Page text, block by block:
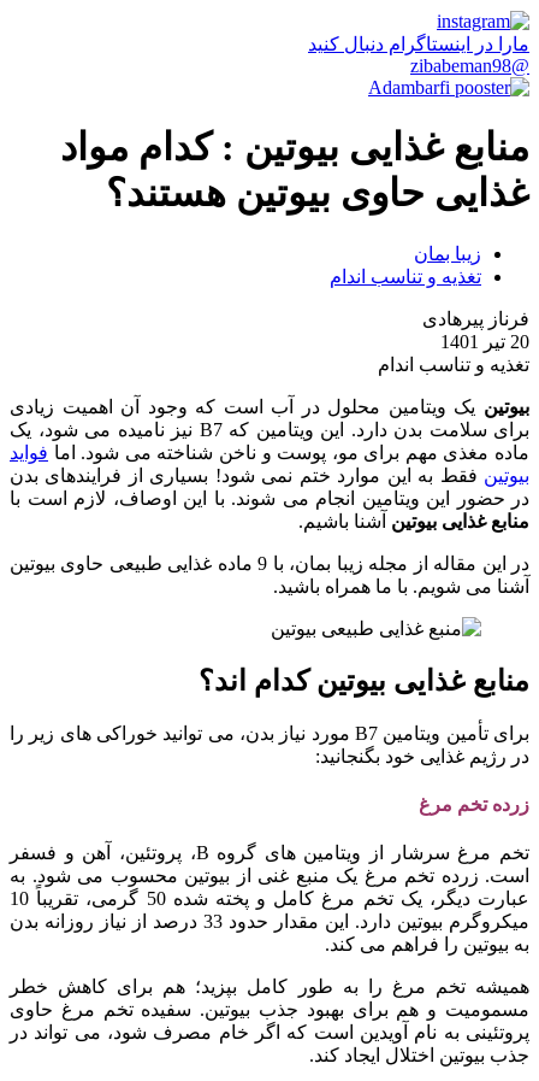
مارا در اینستاگرام دنبال کنید
@zibabeman98
منابع غذایی بیوتین : کدام مواد
غذایی حاوی بیوتین هستند؟
زیبا بمان
تغذیه و تناسب اندام
فرناز پیرهادی
20 تیر 1401
تغذیه و تناسب اندام
بیوتین یک ویتامین محلول در آب است که وجود آن اهمیت زیادی
برای سلامت بدن دارد. این ویتامین که B7 نیز نامیده می شود، یک
ماده مغذی مهم برای مو، پوست و ناخن شناخته می شود. اما فواید
بیوتین فقط به این موارد ختم نمی شود! بسیاری از فرایندهای بدن
در حضور این ویتامین انجام می شوند. با این اوصاف، لازم است با
منابع غذایی بیوتین آشنا باشیم.
در این مقاله از مجله زیبا بمان، با 9 ماده غذایی طبیعی حاوی بیوتین
آشنا می شویم. با ما همراه باشید.
منابع غذایی بیوتین کدام اند؟
برای تأمین ویتامین B7 مورد نیاز بدن، می توانید خوراکی های زیر را
در رژیم غذایی‌ خود بگنجانید:
زرده تخم مرغ
تخم مرغ سرشار از ویتامین های گروه B، پروتئین، آهن و فسفر
است. زرده تخم مرغ یک منبع غنی از بیوتین محسوب می شود. به
عبارت دیگر، یک تخم مرغ کامل و پخته شده 50 گرمی، تقریباً 10
میکروگرم بیوتین دارد. این مقدار حدود 33 درصد از نیاز روزانه بدن
به بیوتین را فراهم می کند.
همیشه تخم مرغ را به طور کامل بپزید؛ هم برای کاهش خطر
مسمومیت و هم برای بهبود جذب بیوتین. سفیده تخم مرغ حاوی
پروتئینی به نام آویدین است که اگر خام مصرف شود، می تواند در
جذب بیوتین اختلال ایجاد کند.